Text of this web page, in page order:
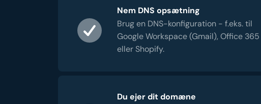
Nem DNS opsætning
Brug en DNS-konfiguration - f.eks. til
Google Workspace (Gmail), Office 365
eller Shopify.
Du ejer dit domæne